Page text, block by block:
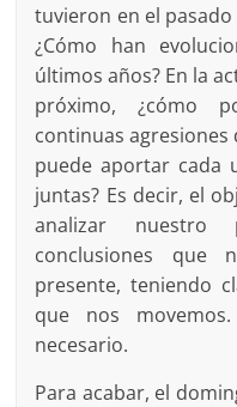
tuvieron en el
¿Cómo han
últimos años? En la
próximo, ¿cómo
continuas agresiones
puede aportar cada
juntas? Es decir, el
analizar nuestro
conclusiones que
presente, teniendo
que nos
necesario.
Para acabar, el